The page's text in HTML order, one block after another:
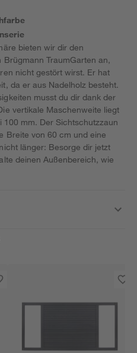
bieten wir dir den
TraumGarten an,
nicht gestört wirst. Er hat
da er aus Nadelholz besteht.
musst du dir dank der
vertikale Maschenweite liegt
mm. Der Sichtschutzzaun
Breite von 60 cm und eine
länger: Besorge dir jetzt
deinen Außenbereich, wie